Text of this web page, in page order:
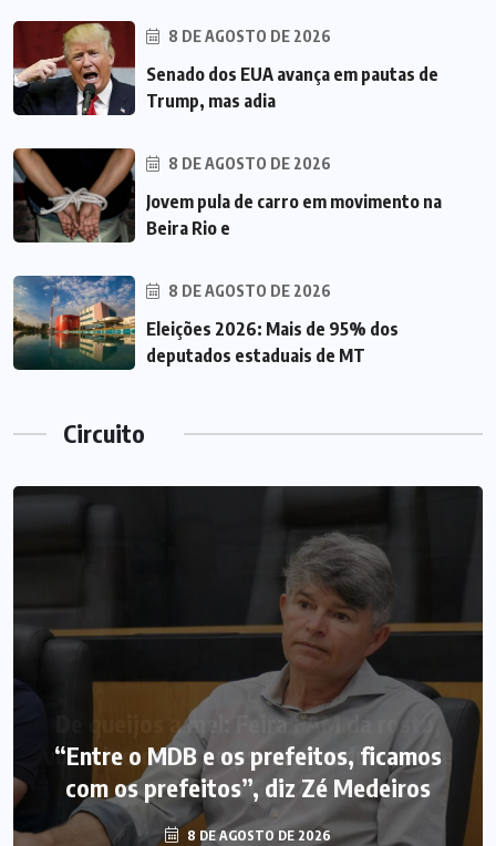
8 DE AGOSTO DE 2026
Senado dos EUA avança em pautas de
Trump, mas adia
8 DE AGOSTO DE 2026
Jovem pula de carro em movimento na
Beira Rio e
8 DE AGOSTO DE 2026
Eleições 2026: Mais de 95% dos
deputados estaduais de MT
Circuito
“Entre o MDB e os prefeitos, ficamos
com os prefeitos”, diz Zé Medeiros
8 DE AGOSTO DE 2026